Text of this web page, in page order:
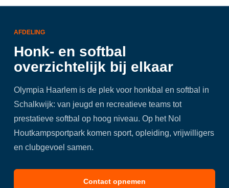
AFDELING
Honk- en softbal
overzichtelijk bij elkaar
Olympia Haarlem is de plek voor honkbal en softbal in
Schalkwijk: van jeugd en recreatieve teams tot
prestatieve softbal op hoog niveau. Op het Nol
Houtkampsportpark komen sport, opleiding, vrijwilligers
en clubgevoel samen.
Contact opnemen